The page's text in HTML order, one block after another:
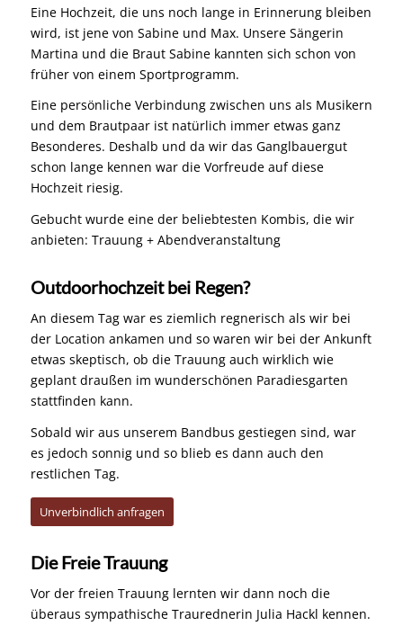
Eine Hochzeit, die uns noch lange in Erinnerung bleiben
wird, ist jene von Sabine und Max. Unsere Sängerin
Martina und die Braut Sabine kannten sich schon von
früher von einem Sportprogramm.
Eine persönliche Verbindung zwischen uns als Musikern
und dem Brautpaar ist natürlich immer etwas ganz
Besonderes. Deshalb und da wir das Ganglbauergut
schon lange kennen war die Vorfreude auf diese
Hochzeit riesig.
Gebucht wurde eine der beliebtesten Kombis, die wir
anbieten: Trauung + Abendveranstaltung
Outdoorhochzeit bei Regen?
An diesem Tag war es ziemlich regnerisch als wir bei
der Location ankamen und so waren wir bei der Ankunft
etwas skeptisch, ob die Trauung auch wirklich wie
geplant draußen im wunderschönen Paradiesgarten
stattfinden kann.
Sobald wir aus unserem Bandbus gestiegen sind, war
es jedoch sonnig und so blieb es dann auch den
restlichen Tag.
Unverbindlich anfragen
Die Freie Trauung
Vor der freien Trauung lernten wir dann noch die
überaus sympathische Traurednerin Julia Hackl kennen.